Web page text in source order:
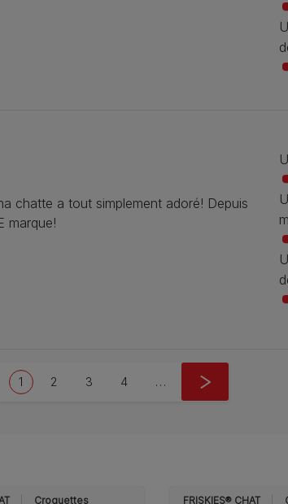
chatte a tout simplement adoré! Depuis
marque!
Current page
1 Page
2 Page
3 Page
4 … Next page
››
Croquettes FRISKIES® CHAT